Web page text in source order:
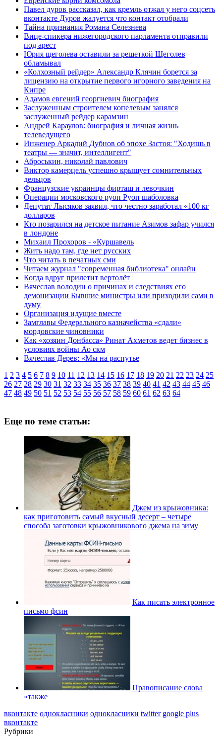
Павел дуров рассказал, как кремль отжал у него соцсеть
вконтакте Дуров жалуется что контакт отобрали
Тайна признания Романа Селезнева
Вице-спикера нижегородского парламента отправили
под арест
Юрия щеголева оставили за решеткой Щеголев
обламывал
«Колхозный рейдер» Александр Клячин борется за
лицензию на открытие первого игорного заведения на
Кипре
Адамов евгений георгиевич биография
Заслуженным строителем копелевым занялся
заслуженный рейдер карамзин
Андрей Караулов: биография и личная жизнь
телеведущего
Инженер Аркадий Дубнов об эпохе Застоя: "Ходишь в
театры — значит, интеллигент"
Аброськин, николай павлович
Виктор камерцель успешно крышует сомнительных
дельцов
Французские украинцы фирташ и левочкин
Операции московского руоп Руоп шаболовка
Депутат Лысяков заявил, что честно заработал «100 кг
долларов
Кто позарился на детское питание Азимов зафар учился
в лондоне
Михаил Прохоров - «Куршавель
Жить надо там, где нет русских
Что читать в печатных сми
Читаем журнал "современная библиотека" онлайн
Когда вдруг прилетит вертолёт
Вячеслав володин о причинах и следствиях его
демонизации Бывшие министры или приходили сами в
думу
Организация идущие вместе
Замглавы Федерального казначейства «сдали»
мордовские чиновники
Как «хозяин Донбасса» Ринат Ахметов ведет бизнес в
условиях войны Ао скм
Вячеслав Дерев: «Мы на распутье
1 2 3 4 5 6 7 8 9 10 11 12 13 14 15 16 17 18 19 20 21 22 23 24 25
26 27 28 29 30 31 32 33 34 35 36 37 38 39 40 41 42 43 44 45 46
47 48 49 50 51 52 53 54 55 56 57 58 59 60 61 62 63 64
Еще по теме статьи:
Джем из крыжовника:
как приготовить самый вкусный десерт – четыре
способа заготовки крыжовникового джема на зиму
Как писать электронное
письмо фсин
Правописание слова
«также
вконтакте однокласники однокласники twitter google plus
вконтакте
Рубрики